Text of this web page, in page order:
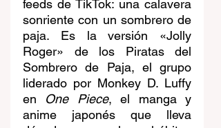
feeds de TikTok: una calavera
sonriente con un sombrero de
paja. Es la versión «Jolly
Roger» de los Piratas del
Sombrero de Paja, el grupo
liderado por Monkey D. Luffy
en One Piece, el manga y
anime japonés que lleva